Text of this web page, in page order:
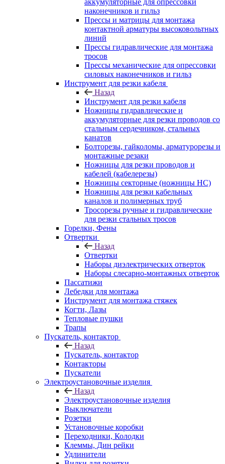
аккумуляторные для опрессовки
наконечников и гильз
Прессы и матрицы для монтажа
контактной арматуры высоковольтных
линий
Прессы гидравлические для монтажа
тросов
Прессы механические для опрессовки
силовых наконечников и гильз
Инструмент для резки кабеля
Назад
Инструмент для резки кабеля
Ножницы гидравлические и
аккумуляторные для резки проводов со
стальным сердечником, стальных
канатов
Болторезы, гайколомы, арматурорезы и
монтажные резаки
Ножницы для резки проводов и
кабелей (кабелерезы)
Ножницы секторные (ножницы НС)
Ножницы для резки кабельных
каналов и полимерных труб
Тросорезы ручные и гидравлические
для резки стальных тросов
Горелки, Фены
Отвертки
Назад
Отвертки
Наборы диэлектрических отверток
Наборы слесарно-монтажных отверток
Пассатижи
Лебедки для монтажа
Инструмент для монтажа стяжек
Когти, Лазы
Тепловые пушки
Трапы
Пускатель, контактор
Назад
Пускатель, контактор
Контакторы
Пускатели
Электроустановочные изделия
Назад
Электроустановочные изделия
Выключатели
Розетки
Установочные коробки
Переходники, Колодки
Клеммы, Дин рейки
Удлинители